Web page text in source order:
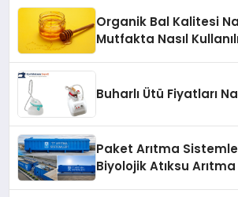
Organik Bal Kalitesi
Mutfakta Nasıl
Buharlı Ütü Fiyatları
Paket Arıtma
Biyolojik Atıksu